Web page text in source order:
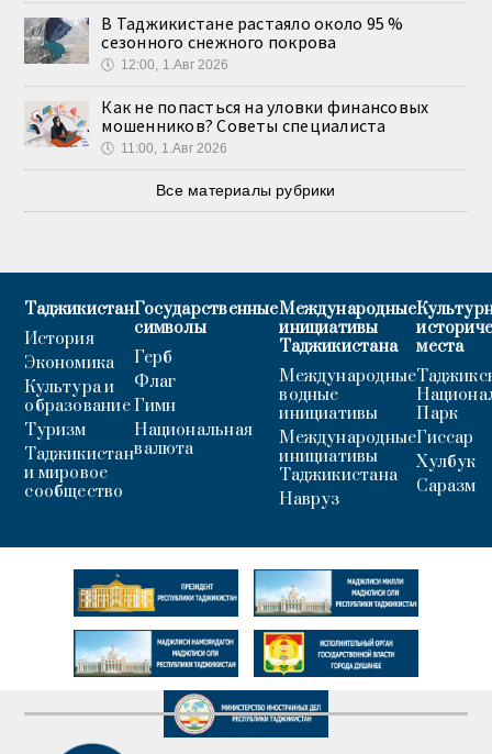
В Таджикистане растаяло около 95 %
сезонного снежного покрова
🕔 12:00, 1.Авг 2026
Как не попасться на уловки финансовых
мошенников? Советы специалиста
🕔 11:00, 1.Авг 2026
Все материалы рубрики
Таджикистан
История
Экономика
Культура и
образование
Туризм
Таджикистан
и мировое
сообщество
Государственные
символы
Герб
Флаг
Гимн
Национальная
валюта
Международные
инициативы
Таджикистана
Международные
водные
инициативы
Международные
инициативы
Таджикистана
Навруз
места
Парк
Гиссар
Хулбук
Саразм